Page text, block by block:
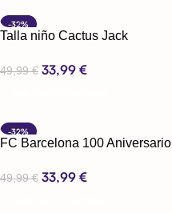
-32%
Talla niño Cactus Jack
49,99€ 33,99 €
-32%
FC Barcelona 100 Aniversario
49,99€ 33,99 €